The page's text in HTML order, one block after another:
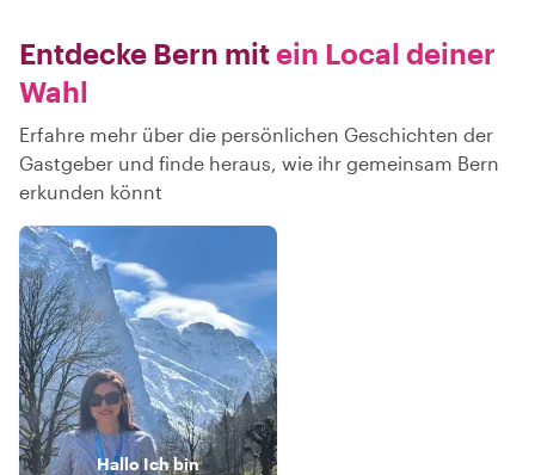
Entdecke Bern mitein Local deiner
Wahl
Erfahre mehr über die persönlichen Geschichten der
Gastgeber und finde heraus, wie ihr gemeinsam Bern
erkunden könnt
HalloIch bin